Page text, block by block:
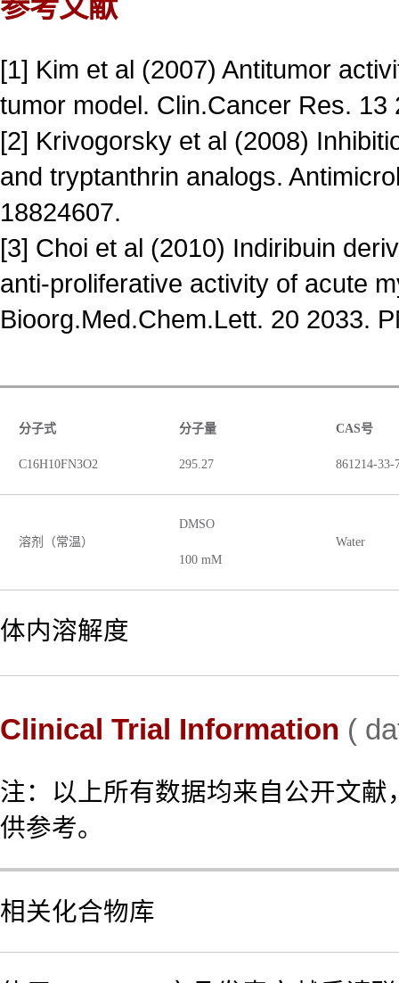
参考文献
[1] Kim et al (2007) Antitumor
tumor model. Clin.Cancer Res. 13
[2] Krivogorsky et al (2008)
and tryptanthrin analogs.
18824607.
[3] Choi et al (2010) Indiribuin
anti-proliferative activity of acute
Bioorg.Med.Chem.Lett. 20 2033.
分子式
C16H10FN3O2
分子量
295.27
CAS号
861214-33-
溶剂（常温）
DMSO
100 mM
Water
体内溶解度
Clinical Trial Information (
注：以上所有数据均来自公开文
供参考。
相关化合物库